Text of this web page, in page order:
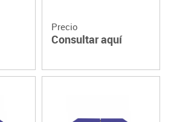
Precio
Consultar aquí